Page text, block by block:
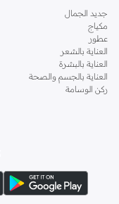
جديد الجمال
مكياج
عطور
العناية بالشعر
العناية بالبشرة
العناية بالجسم والصحة
ركن الوسامة